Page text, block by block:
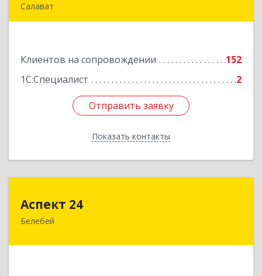
Салават
Клиентов на сопровождении
152
1С:Специалист
2
Отправить заявку
Показать контакты
Подробнее
Отправить заявку
Назад
Аспект 24
Белебей452000, Башкортостан Респ, Белебей г, им